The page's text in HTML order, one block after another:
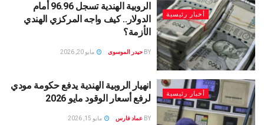
أخبار رئيسية
الروبية الهندية تسجل 96.96 أمام
الدولار.. كيف واجه المركزي الهندي
الأزمة؟
BY حيدر الموسوى مايو 20, 2026
أخبار رئيسية
انهيار الروبية الهندية يدفع حكومة مودي
لرفع أسعار الوقود مايو 2026
BY عماد فارس مايو 15, 2026